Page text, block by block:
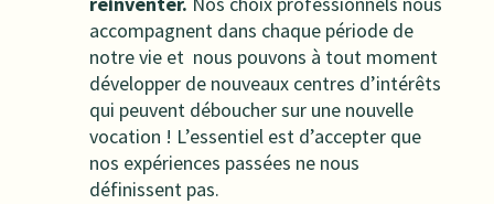
accompagnent dans chaque période de
notre vie et nous pouvons à tout moment
développer de nouveaux centres d’intérêts
qui peuvent déboucher sur une nouvelle
vocation ! L’essentiel est d’accepter que
nos expériences passées ne nous
définissent pas.